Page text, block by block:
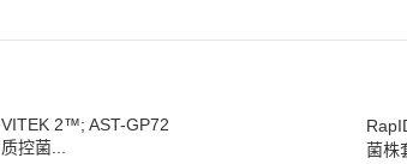
VITEK 2™; AST-GP72
质控菌...
菌株